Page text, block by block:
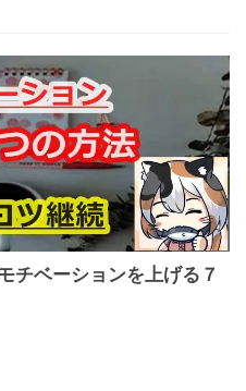
チベーションを上げる７